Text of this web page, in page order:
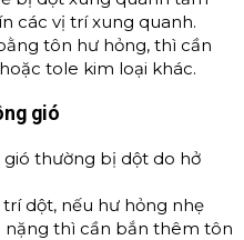
các vị trí xung quanh.
tôn hư hỏng, thì cần
tole kim loại khác.
gió
thường bị dột do hở
dột, nếu hư hỏng nhẹ
nặng thì cần bắn thêm tôn